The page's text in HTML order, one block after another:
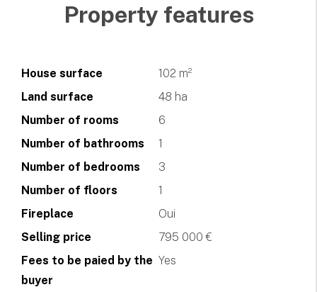
Property features
House surface
102 m²
Land surface
48 ha
Number of rooms
6
Number of bathrooms
1
Number of bedrooms
3
Number of floors
1
Fireplace
Oui
Selling price
795 000 €
Fees to be paied by the
buyer
Yes